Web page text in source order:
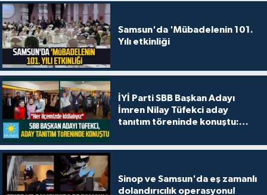
Samsun'da 'Mübadelenin 101.
Yılı etkinliği
İYİ Parti SBB Başkan Adayı
İmren Nilay Tüfekci aday
tanıtım töreninde konuştu:
Sinop ve Samsun'da eş zamanlı
dolandırıcılık operasyonu!